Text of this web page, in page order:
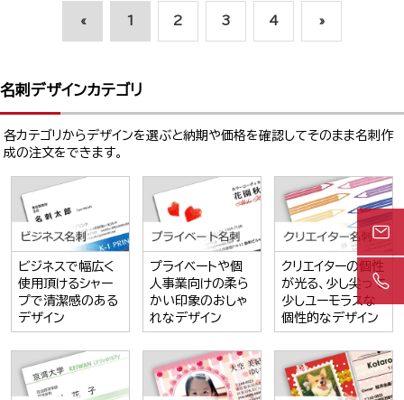
« 1 2 3 4 »
名刺デザインカテゴリ
各カテゴリからデザインを選ぶと納期や価格を確認してそのまま名刺作
成の注文をできます。
ビジネスで幅広く
使用頂けるシャー
プで清潔感のある
デザイン
プライベートや個
人事業向けの柔ら
かい印象のおしゃ
れなデザイン
クリエイターの個性
が光る、少し尖って
少しユーモラスな
個性的なデザイン